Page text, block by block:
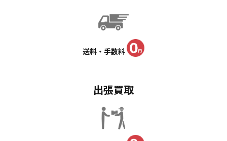
送料・手数料
出張買取